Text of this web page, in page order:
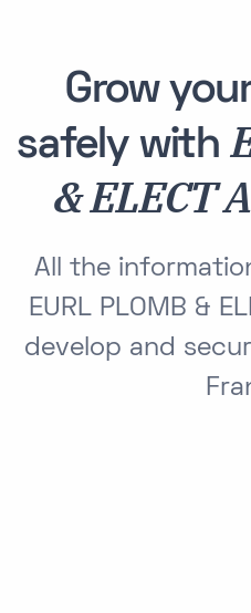
Grow
safely with
& ELECT
All the
EURL PLOMB &
develop and